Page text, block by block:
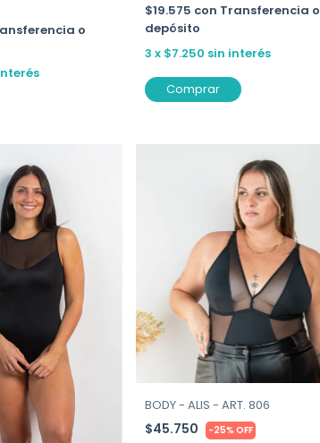
o
$19.575 con Transferencia o
depósito
3 x $7.250 sin interés
Comprar
BODY - ALIS - ART. 806
$45.750 -25% OFF